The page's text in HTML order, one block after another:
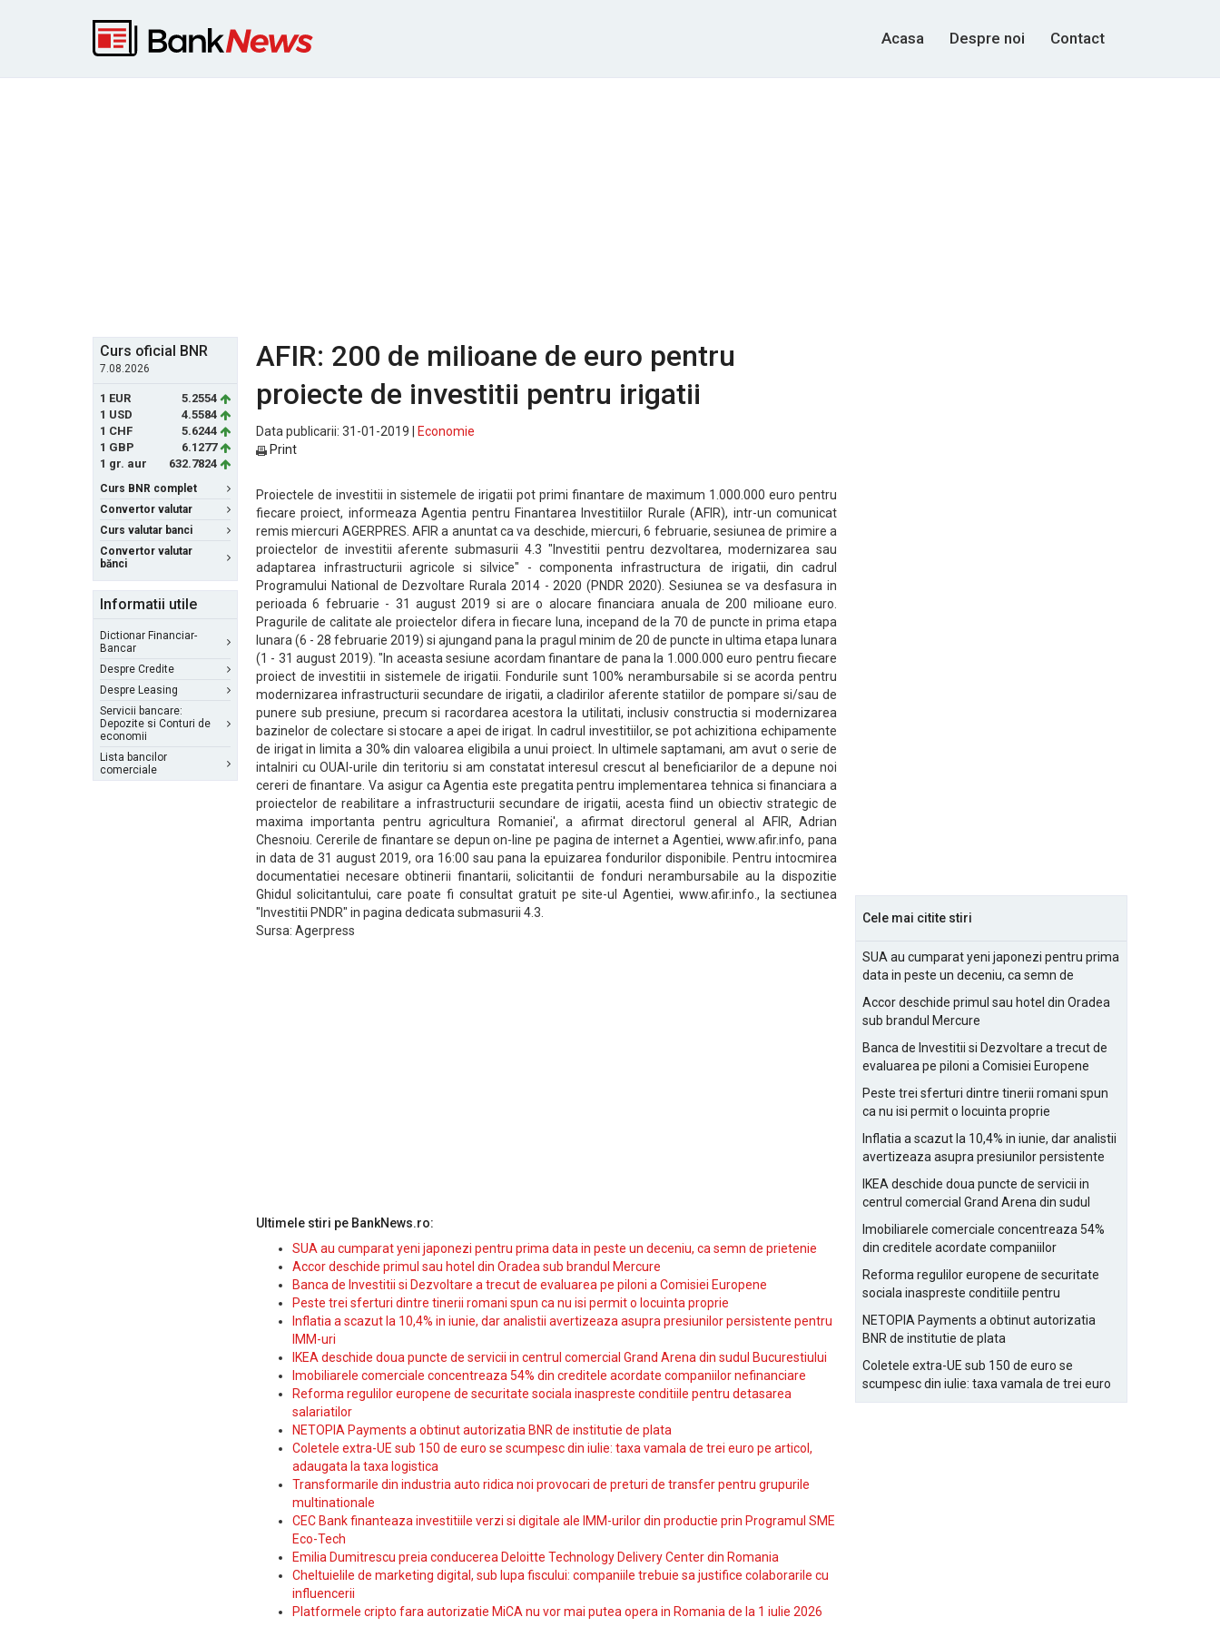
Acasa Despre noi Contact
Curs oficial BNR
7.08.2026
1 EUR
5.2554
1 USD
4.5584
1 CHF
5.6244
1 GBP
6.1277
1 gr. aur
632.7824
Curs BNR complet
Convertor valutar
Curs valutar banci
Convertor valutar
bănci
Informatii utile
Dictionar Financiar-
Bancar
Despre Credite
Despre Leasing
Servicii bancare:
Depozite si Conturi de
economii
Lista bancilor
comerciale
AFIR: 200 de milioane de euro pentru
proiecte de investitii pentru irigatii
Data publicarii: 31-01-2019 |
Economie
Print
Proiectele de investitii in sistemele de irigatii pot primi finantare de maximum 1.000.000 euro pentru
fiecare proiect, informeaza Agentia pentru Finantarea Investitiilor Rurale (AFIR), intr-un comunicat
remis miercuri AGERPRES. AFIR a anuntat ca va deschide, miercuri, 6 februarie, sesiunea de primire a
proiectelor de investitii aferente submasurii 4.3 "Investitii pentru dezvoltarea, modernizarea sau
adaptarea infrastructurii agricole si silvice" - componenta infrastructura de irigatii, din cadrul
Programului National de Dezvoltare Rurala 2014 - 2020 (PNDR 2020). Sesiunea se va desfasura in
perioada 6 februarie - 31 august 2019 si are o alocare financiara anuala de 200 milioane euro.
Pragurile de calitate ale proiectelor difera in fiecare luna, incepand de la 70 de puncte in prima etapa
lunara (6 - 28 februarie 2019) si ajungand pana la pragul minim de 20 de puncte in ultima etapa lunara
(1 - 31 august 2019). "In aceasta sesiune acordam finantare de pana la 1.000.000 euro pentru fiecare
proiect de investitii in sistemele de irigatii. Fondurile sunt 100% nerambursabile si se acorda pentru
modernizarea infrastructurii secundare de irigatii, a cladirilor aferente statiilor de pompare si/sau de
punere sub presiune, precum si racordarea acestora la utilitati, inclusiv constructia si modernizarea
bazinelor de colectare si stocare a apei de irigat. In cadrul investitiilor, se pot achizitiona echipamente
de irigat in limita a 30% din valoarea eligibila a unui proiect. In ultimele saptamani, am avut o serie de
intalniri cu OUAI-urile din teritoriu si am constatat interesul crescut al beneficiarilor de a depune noi
cereri de finantare. Va asigur ca Agentia este pregatita pentru implementarea tehnica si financiara a
proiectelor de reabilitare a infrastructurii secundare de irigatii, acesta fiind un obiectiv strategic de
maxima importanta pentru agricultura Romaniei', a afirmat directorul general al AFIR, Adrian
Chesnoiu. Cererile de finantare se depun on-line pe pagina de internet a Agentiei, www.afir.info, pana
in data de 31 august 2019, ora 16:00 sau pana la epuizarea fondurilor disponibile. Pentru intocmirea
documentatiei necesare obtinerii finantarii, solicitantii de fonduri nerambursabile au la dispozitie
Ghidul solicitantului, care poate fi consultat gratuit pe site-ul Agentiei, www.afir.info., la sectiunea
"Investitii PNDR" in pagina dedicata submasurii 4.3.
Sursa: Agerpress
Ultimele stiri pe BankNews.ro:
SUA au cumparat yeni japonezi pentru prima data in peste un deceniu, ca semn de prietenie
Accor deschide primul sau hotel din Oradea sub brandul Mercure
Banca de Investitii si Dezvoltare a trecut de evaluarea pe piloni a Comisiei Europene
Peste trei sferturi dintre tinerii romani spun ca nu isi permit o locuinta proprie
Inflatia a scazut la 10,4% in iunie, dar analistii avertizeaza asupra presiunilor persistente pentru
IMM-uri
IKEA deschide doua puncte de servicii in centrul comercial Grand Arena din sudul Bucurestiului
Imobiliarele comerciale concentreaza 54% din creditele acordate companiilor nefinanciare
Reforma regulilor europene de securitate sociala inaspreste conditiile pentru detasarea
salariatilor
NETOPIA Payments a obtinut autorizatia BNR de institutie de plata
Coletele extra-UE sub 150 de euro se scumpesc din iulie: taxa vamala de trei euro pe articol,
adaugata la taxa logistica
Transformarile din industria auto ridica noi provocari de preturi de transfer pentru grupurile
multinationale
CEC Bank finanteaza investitiile verzi si digitale ale IMM-urilor din productie prin Programul SME
Eco-Tech
Emilia Dumitrescu preia conducerea Deloitte Technology Delivery Center din Romania
Cheltuielile de marketing digital, sub lupa fiscului: companiile trebuie sa justifice colaborarile cu
influencerii
Platformele cripto fara autorizatie MiCA nu vor mai putea opera in Romania de la 1 iulie 2026
Cele mai citite stiri
SUA au cumparat yeni japonezi pentru prima
data in peste un deceniu, ca semn de
Accor deschide primul sau hotel din Oradea
sub brandul Mercure
Banca de Investitii si Dezvoltare a trecut de
evaluarea pe piloni a Comisiei Europene
Peste trei sferturi dintre tinerii romani spun
ca nu isi permit o locuinta proprie
Inflatia a scazut la 10,4% in iunie, dar analistii
avertizeaza asupra presiunilor persistente
IKEA deschide doua puncte de servicii in
centrul comercial Grand Arena din sudul
Imobiliarele comerciale concentreaza 54%
din creditele acordate companiilor
Reforma regulilor europene de securitate
sociala inaspreste conditiile pentru
NETOPIA Payments a obtinut autorizatia
BNR de institutie de plata
Coletele extra-UE sub 150 de euro se
scumpesc din iulie: taxa vamala de trei euro
pe articol, adaugata la taxa logistica